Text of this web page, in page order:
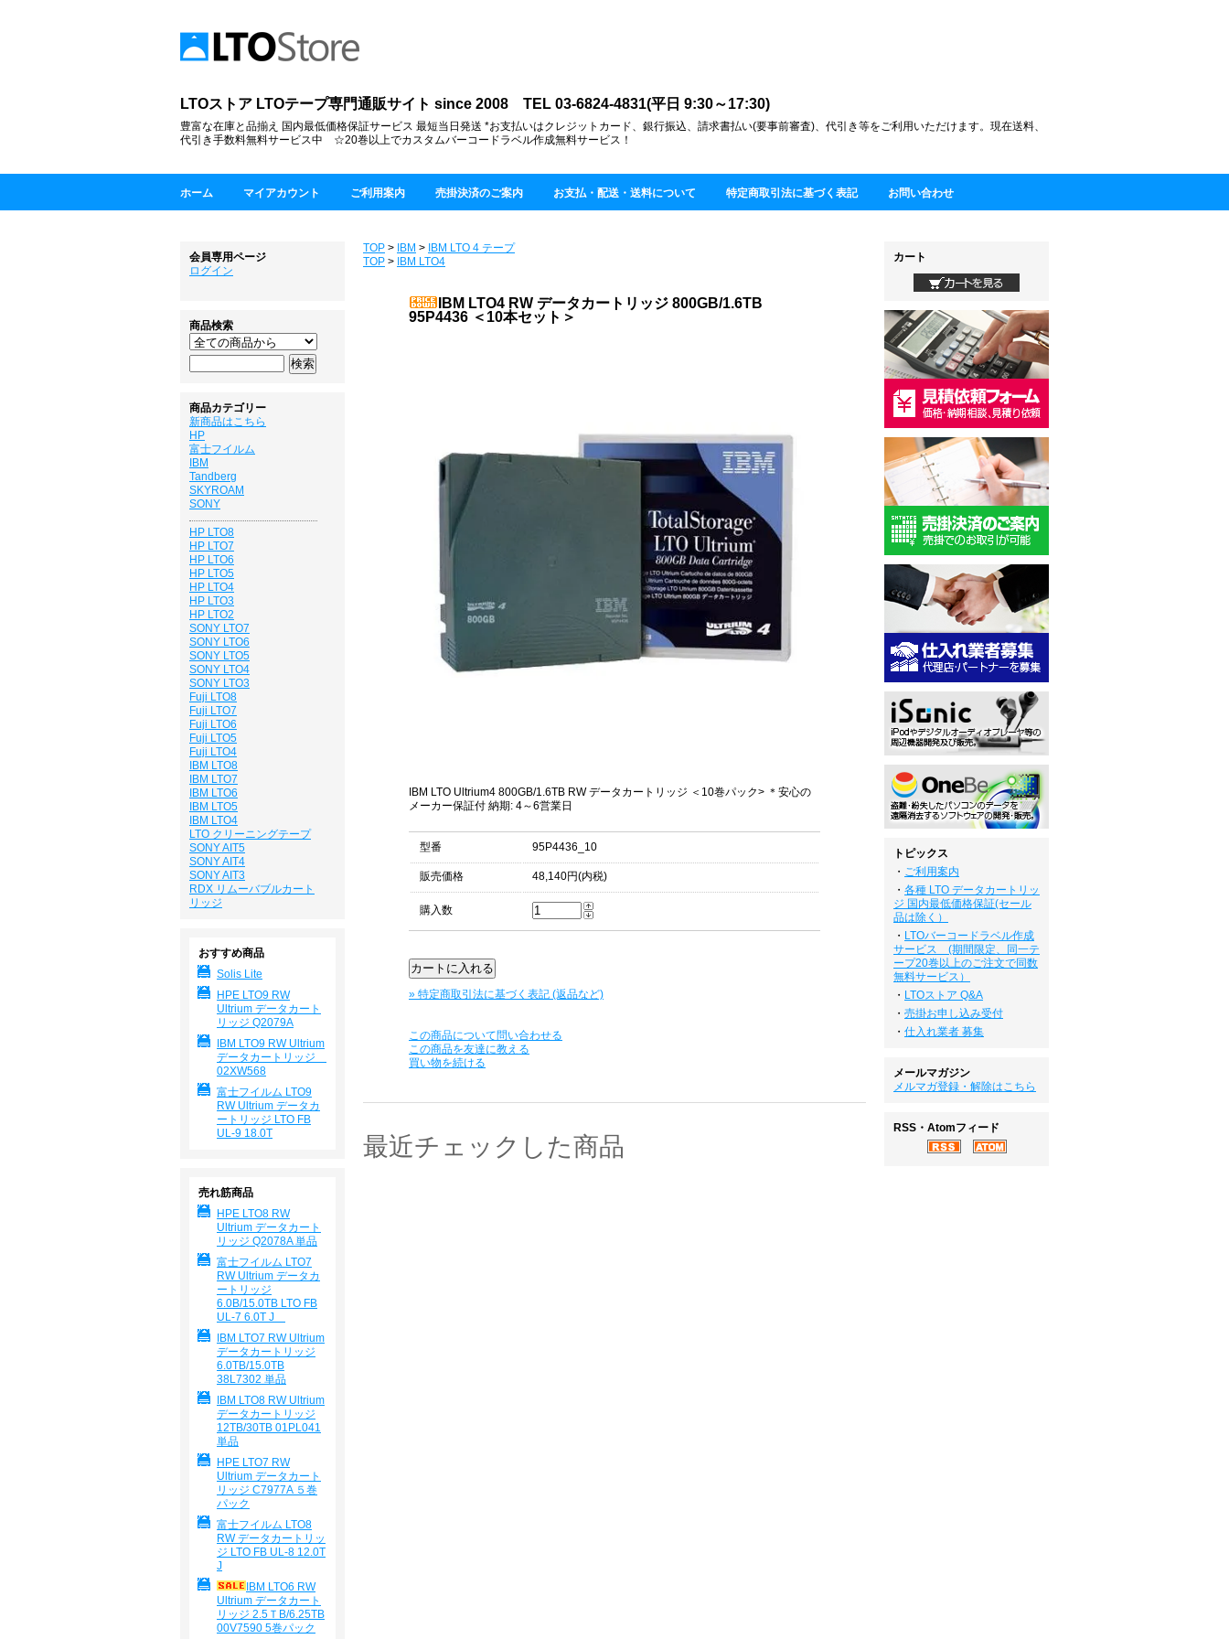
LTOストア LTOテープ専門通販サイト since 2008 TEL 03-6824-4831(平日 9:30～17:30)
豊富な在庫と品揃え 国内最低価格保証サービス 最短当日発送 *お支払いはクレジットカード、銀行振込、請求書払い(要事前審査)、代引き等をご利用いただけます。現在送料、
代引き手数料無料サービス中 ☆20巻以上でカスタムバーコードラベル作成無料サービス！
ホーム マイアカウント ご利用案内 売掛決済のご案内 お支払・配送・送料について 特定商取引法に基づく表記 お問い合わせ
TOP > IBM > IBM LTO 4 テープ
TOP > IBM LTO4
IBM LTO4 RW データカートリッジ 800GB/1.6TB
95P4436 ＜10本セット＞
IBM LTO Ultrium4 800GB/1.6TB RW データカートリッジ ＜10巻パック> ＊安心の
メーカー保証付 納期: 4～6営業日
型番 95P4436_10
販売価格 48,140円(内税)
購入数
» 特定商取引法に基づく表記 (返品など)
この商品について問い合わせる
この商品を友達に教える
買い物を続ける
最近チェックした商品
会員専用ページ
ログイン
商品検索
商品カテゴリー
新商品はこちら
HP
富士フイルム
IBM
Tandberg
SKYROAM
SONY
HP LTO8
HP LTO7
HP LTO6
HP LTO5
HP LTO4
HP LTO3
HP LTO2
SONY LTO7
SONY LTO6
SONY LTO5
SONY LTO4
SONY LTO3
Fuji LTO8
Fuji LTO7
Fuji LTO6
Fuji LTO5
Fuji LTO4
IBM LTO8
IBM LTO7
IBM LTO6
IBM LTO5
IBM LTO4
LTO クリーニングテープ
SONY AIT5
SONY AIT4
SONY AIT3
RDX リムーバブルカート
リッジ
おすすめ商品
Solis Lite
HPE LTO9 RW
Ultrium データカート
リッジ Q2079A
IBM LTO9 RW Ultrium
データカートリッジ
02XW568
富士フイルム LTO9
RW Ultrium データカ
ートリッジ LTO FB
UL-9 18.0T
売れ筋商品
HPE LTO8 RW
Ultrium データカート
リッジ Q2078A 単品
富士フイルム LTO7
RW Ultrium データカ
ートリッジ
6.0B/15.0TB LTO FB
UL-7 6.0T J
IBM LTO7 RW Ultrium
データカートリッジ
6.0TB/15.0TB
38L7302 単品
IBM LTO8 RW Ultrium
データカートリッジ
12TB/30TB 01PL041
単品
HPE LTO7 RW
Ultrium データカート
リッジ C7977A ５巻
パック
富士フイルム LTO8
RW データカートリッ
ジ LTO FB UL-8 12.0T
J
IBM LTO6 RW
Ultrium データカート
リッジ 2.5ＴB/6.25TB
00V7590 5巻パック
カート
トピックス
・ ご利用案内
・ 各種 LTO データカートリッ
ジ 国内最低価格保証(セール
品は除く）
・ LTOバーコードラベル作成
サービス (期間限定、同一テ
ープ20巻以上のご注文で同数
無料サービス）
・ LTOストア Q&A
・ 売掛お申し込み受付
・ 仕入れ業者 募集
メールマガジン
メルマガ登録・解除はこちら
RSS・Atomフィード